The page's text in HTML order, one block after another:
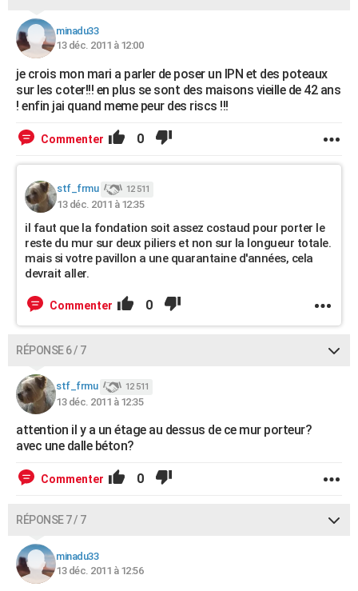
minadu33
13 déc. 2011 à 12:00
je crois mon mari a parler de poser un IPN et des poteaux
sur les coter!!! en plus se sont des maisons vieille de 42 ans
! enfin jai quand meme peur des riscs !!!
Commenter 0
stf_frmu 12 511
13 déc. 2011 à 12:35
il faut que la fondation soit assez costaud pour porter le
reste du mur sur deux piliers et non sur la longueur totale.
mais si votre pavillon a une quarantaine d'années, cela
devrait aller.
Commenter 0
RÉPONSE 6 / 7
stf_frmu 12 511
13 déc. 2011 à 12:35
attention il y a un étage au dessus de ce mur porteur?
avec une dalle béton?
Commenter 0
RÉPONSE 7 / 7
minadu33
13 déc. 2011 à 12:56